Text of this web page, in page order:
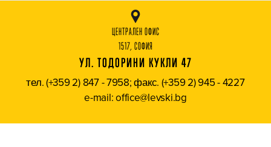
ЦЕНТРАЛЕН ОФИС
1517, СОФИЯ
УЛ. ТОДОРИНИ КУКЛИ 47
тел. (+359 2) 847 - 7958; факс. (+359 2) 945 - 4227
e-mail: office@levski.bg